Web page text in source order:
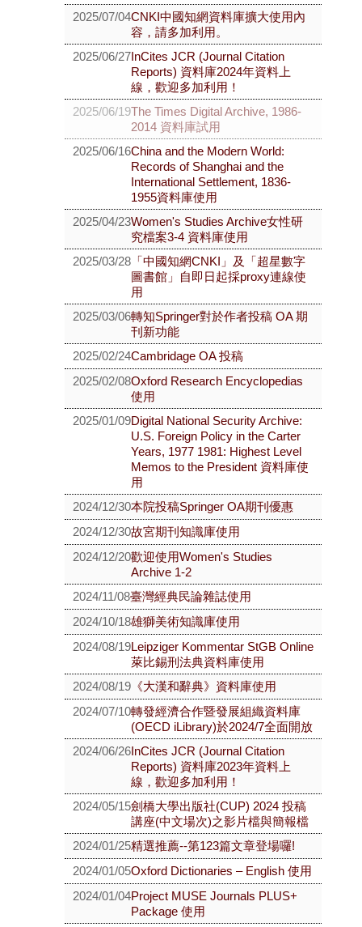
2025/07/04CNKI中國知網資料庫擴大使用內
容，請多加利用。
2025/06/27InCites JCR (Journal Citation
Reports) 資料庫2024年資料上
線，歡迎多加利用！
2025/06/19The Times Digital Archive, 1986-
2014 資料庫試用
2025/06/16China and the Modern World:
Records of Shanghai and the
International Settlement, 1836-
1955資料庫使用
2025/04/23Women's Studies Archive女性研
究檔案3-4 資料庫使用
2025/03/28 「中國知網CNKI」及「超星數字
圖書館」自即日起採proxy連線使
用
2025/03/06轉知Springer對於作者投稿 OA 期
刊新功能
2025/02/24Cambridage OA 投稿
2025/02/08Oxford Research Encyclopedias
使用
2025/01/09Digital National Security Archive:
U.S. Foreign Policy in the Carter
Years, 1977 1981: Highest Level
Memos to the President 資料庫使
用
2024/12/30本院投稿Springer OA期刊優惠
2024/12/30故宮期刊知識庫使用
2024/12/20歡迎使用Women's Studies
Archive 1-2
2024/11/08臺灣經典民論雜誌使用
2024/10/18雄獅美術知識庫使用
2024/08/19Leipziger Kommentar StGB Online
萊比錫刑法典資料庫使用
2024/08/19 《大漢和辭典》資料庫使用
2024/07/10轉發經濟合作暨發展組織資料庫
(OECD iLibrary)於2024/7全面開放
2024/06/26InCites JCR (Journal Citation
Reports) 資料庫2023年資料上
線，歡迎多加利用！
2024/05/15劍橋大學出版社(CUP) 2024 投稿
講座(中文場次)之影片檔與簡報檔
2024/01/25精選推薦--第123篇文章登場囉!
2024/01/05Oxford Dictionaries – English 使用
2024/01/04Project MUSE Journals PLUS+
Package 使用